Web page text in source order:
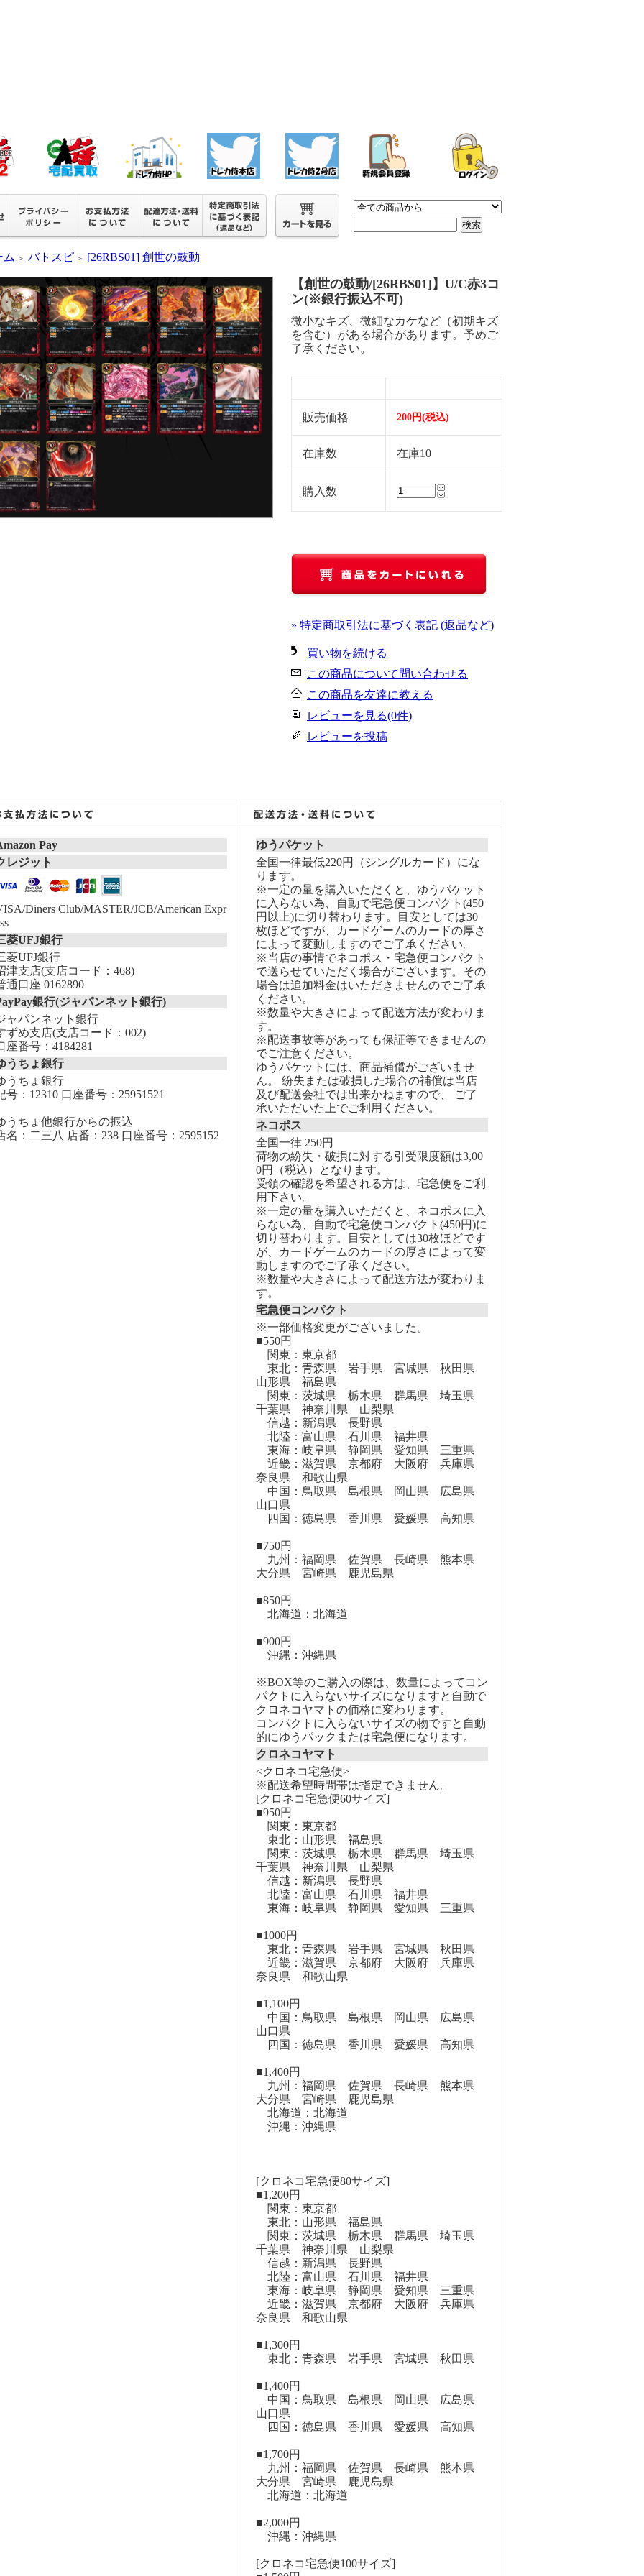
ム ＞ バトスピ ＞ [26RBS01] 創世の鼓動
【創世の鼓動/[26RBS01]】U/C赤3コ
ン(※銀行振込不可)
微小なキズ、微細なカケなど（初期キズ
を含む）がある場合があります。予めご
了承ください。
販売価格 200円(税込)
在庫数 在庫10
購入数
» 特定商取引法に基づく表記 (返品など)
買い物を続ける
この商品について問い合わせる
この商品を友達に教える
レビューを見る(0件)
レビューを投稿
Pay
レジット
Diners Club/MASTER/JCB/American Expr
菱UFJ銀行
菱UFJ銀行
津支店(支店コード：468)
通口座 0162890
銀行(ジャパンネット銀行)
ャパンネット銀行
ずめ支店(支店コード：002)
座番号：4184281
うちょ銀行
うちょ銀行
号：12310 口座番号：25951521
うちょ他銀行からの振込
名：二三八 店番：238 口座番号：2595152
ゆうパケット
全国一律最低220円（シングルカード）にな
ります。
※一定の量を購入いただくと、ゆうパケット
に入らない為、自動で宅急便コンパクト(450
円以上)に切り替わります。目安としては30
枚ほどですが、カードゲームのカードの厚さ
によって変動しますのでご了承ください。
※当店の事情でネコポス・宅急便コンパクト
で送らせていただく場合がございます。その
場合は追加料金はいただきませんのでご了承
ください。
※数量や大きさによって配送方法が変わりま
す。
※配送事故等があっても保証等できませんの
でご注意ください。
ゆうパケットには、商品補償がございませ
ん。 紛失または破損した場合の補償は当店
及び配送会社では出来かねますので、 ご了
承いただいた上でご利用ください。
ネコポス
全国一律 250円
荷物の紛失・破損に対する引受限度額は3,00
0円（税込）となります。
受領の確認を希望される方は、宅急便をご利
用下さい。
※一定の量を購入いただくと、ネコポスに入
らない為、自動で宅急便コンパクト(450円)に
切り替わります。目安としては30枚ほどです
が、カードゲームのカードの厚さによって変
動しますのでご了承ください。
※数量や大きさによって配送方法が変わりま
す。
宅急便コンパクト
※一部価格変更がございました。
■550円
関東：東京都
東北：青森県 岩手県 宮城県 秋田県
山形県 福島県
関東：茨城県 栃木県 群馬県 埼玉県
千葉県 神奈川県 山梨県
信越：新潟県 長野県
北陸：富山県 石川県 福井県
東海：岐阜県 静岡県 愛知県 三重県
近畿：滋賀県 京都府 大阪府 兵庫県
奈良県 和歌山県
中国：鳥取県 島根県 岡山県 広島県
山口県
四国：徳島県 香川県 愛媛県 高知県
■750円
九州：福岡県 佐賀県 長崎県 熊本県
大分県 宮崎県 鹿児島県
■850円
北海道：北海道
■900円
沖縄：沖縄県
※BOX等のご購入の際は、数量によってコン
パクトに入らないサイズになりますと自動で
クロネコヤマトの価格に変わります。
コンパクトに入らないサイズの物ですと自動
的にゆうパックまたは宅急便になります。
クロネコヤマト
<クロネコ宅急便>
※配送希望時間帯は指定できません。
[クロネコ宅急便60サイズ]
■950円
関東：東京都
東北：山形県 福島県
関東：茨城県 栃木県 群馬県 埼玉県
千葉県 神奈川県 山梨県
信越：新潟県 長野県
北陸：富山県 石川県 福井県
東海：岐阜県 静岡県 愛知県 三重県
■1000円
東北：青森県 岩手県 宮城県 秋田県
近畿：滋賀県 京都府 大阪府 兵庫県
奈良県 和歌山県
■1,100円
中国：鳥取県 島根県 岡山県 広島県
山口県
四国：徳島県 香川県 愛媛県 高知県
■1,400円
九州：福岡県 佐賀県 長崎県 熊本県
大分県 宮崎県 鹿児島県
北海道：北海道
沖縄：沖縄県
[クロネコ宅急便80サイズ]
■1,200円
関東：東京都
東北：山形県 福島県
関東：茨城県 栃木県 群馬県 埼玉県
千葉県 神奈川県 山梨県
信越：新潟県 長野県
北陸：富山県 石川県 福井県
東海：岐阜県 静岡県 愛知県 三重県
近畿：滋賀県 京都府 大阪府 兵庫県
奈良県 和歌山県
■1,300円
東北：青森県 岩手県 宮城県 秋田県
■1,400円
中国：鳥取県 島根県 岡山県 広島県
山口県
四国：徳島県 香川県 愛媛県 高知県
■1,700円
九州：福岡県 佐賀県 長崎県 熊本県
大分県 宮崎県 鹿児島県
北海道：北海道
■2,000円
沖縄：沖縄県
[クロネコ宅急便100サイズ]